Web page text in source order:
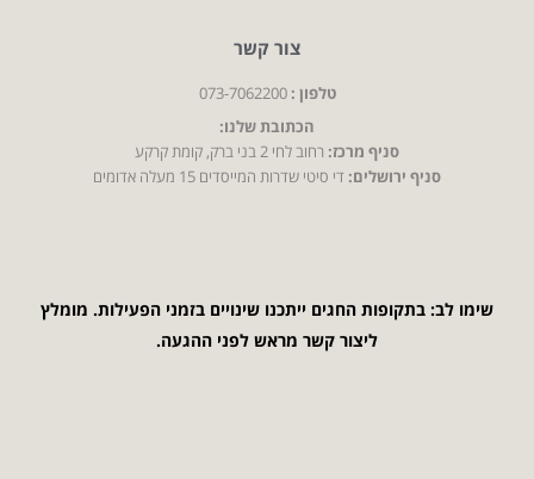
צור קשר
טלפון : 073-7062200
הכתובת שלנו:
סניף מרכז:רחוב לחי 2 בני ברק, קומת קרקע
סניף ירושלים:די סיטי שדרות המייסדים 15 מעלה אדומים
שימו לב: בתקופות החגים ייתכנו שינויים בזמני הפעילות. מומלץ
ליצור קשר מראש לפני ההגעה.